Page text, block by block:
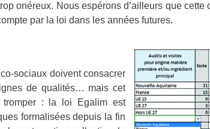
onéreux. Nous espérons d’ailleurs que cette
par la loi dans les années futures.
sociaux doivent consacrer
de qualités… mais cet
tromper : la loi Egalim est
formalisées depuis la fin